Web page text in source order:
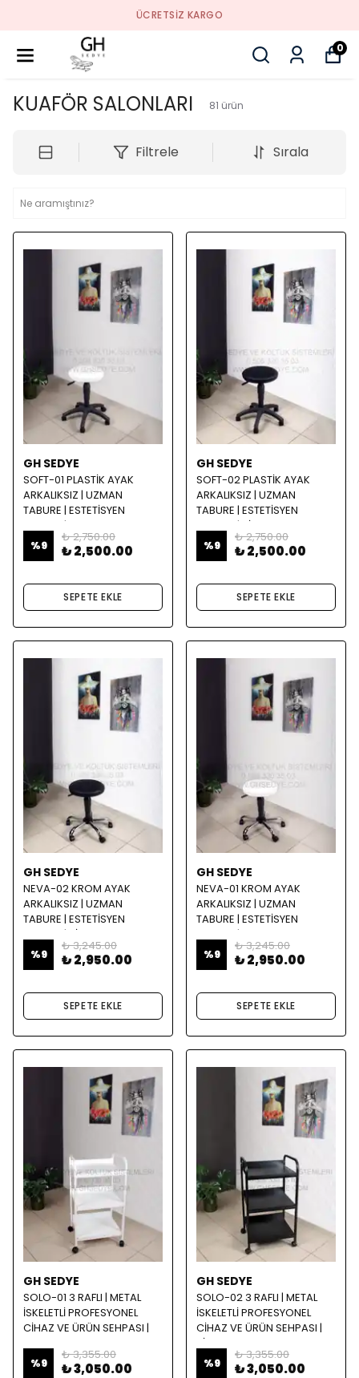
ÜCRETSIZ KARGO
0
KUAFÖR SALONLARI 81 ürün
Filtrele Sırala
GH SEDYE
SOFT-01 PLASTİK AYAK
ARKALIKSIZ | UZMAN
TABURE | ESTETİSYEN
TABURE | BEYAZ
%9
₺ 2,750.00
₺ 2,500.00
SEPETE EKLE
GH SEDYE
SOFT-02 PLASTİK AYAK
ARKALIKSIZ | UZMAN
TABURE | ESTETİSYEN
TABURE | SİYAH
%9
₺ 2,750.00
₺ 2,500.00
SEPETE EKLE
GH SEDYE
NEVA-02 KROM AYAK
ARKALIKSIZ | UZMAN
TABURE | ESTETİSYEN
TABURE | SİYAH
%9
₺ 3,245.00
₺ 2,950.00
SEPETE EKLE
GH SEDYE
NEVA-01 KROM AYAK
ARKALIKSIZ | UZMAN
TABURE | ESTETİSYEN
TABURE | BEYAZ
%9
₺ 3,245.00
₺ 2,950.00
SEPETE EKLE
GH SEDYE
SOLO-01 3 RAFLI | METAL
İSKELETLİ PROFESYONEL
CİHAZ VE ÜRÜN SEHPASI |
%9
₺ 3,355.00
₺ 3,050.00
GH SEDYE
SOLO-02 3 RAFLI | METAL
İSKELETLİ PROFESYONEL
CİHAZ VE ÜRÜN SEHPASI |
SİYAH
%9
₺ 3,355.00
₺ 3,050.00